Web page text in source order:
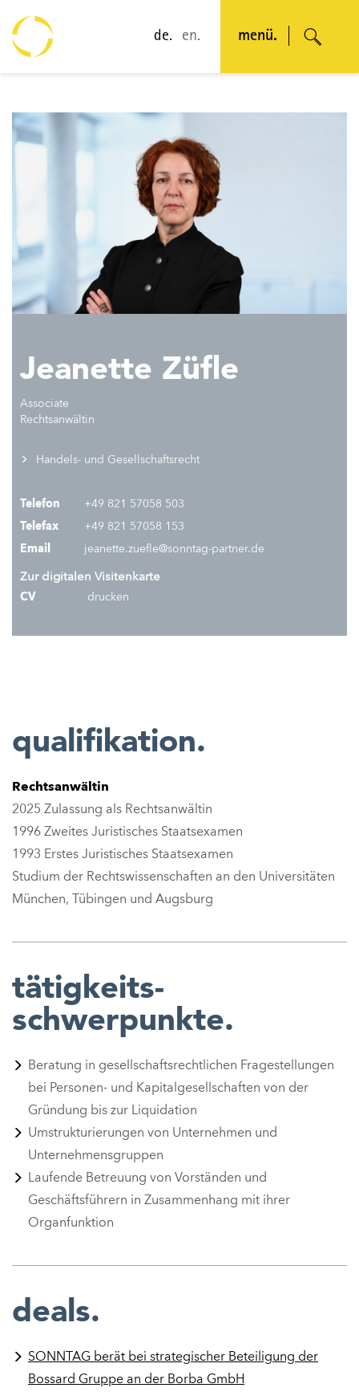
de. en. menü.
Jeanette Züfle
Associate
Rechtsanwältin
Handels- und Gesellschaftsrecht
Telefon
+49 821 57058 503
Telefax
+49 821 57058 153
Email
jeanette.zuefle@sonntag-partner.de
Zur digitalen Visitenkarte
CV drucken
qualifikation.
Rechtsanwältin
2025 Zulassung als Rechtsanwältin
1996 Zweites Juristisches Staatsexamen
1993 Erstes Juristisches Staatsexamen
Studium der Rechtswissenschaften an den Universitäten
München, Tübingen und Augsburg
tätigkeits-
schwerpunkte.
Beratung in gesellschaftsrechtlichen Fragestellungen
bei Personen- und Kapitalgesellschaften von der
Gründung bis zur Liquidation
Umstrukturierungen von Unternehmen und
Unternehmensgruppen
Laufende Betreuung von Vorständen und
Geschäftsführern in Zusammenhang mit ihrer
Organfunktion
deals.
SONNTAG berät bei strategischer Beteiligung der
Bossard Gruppe an der Borba GmbH